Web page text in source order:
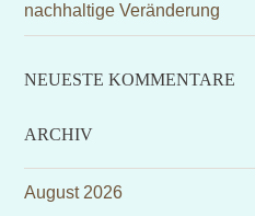
nachhaltige Veränderung
NEUESTE KOMMENTARE
ARCHIV
August 2026